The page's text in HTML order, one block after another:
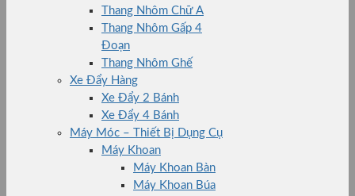
Thang Nhôm Chữ A
Thang Nhôm Gấp 4
Đoạn
Thang Nhôm Ghế
Xe Đẩy Hàng
Xe Đẩy 2 Bánh
Xe Đẩy 4 Bánh
Máy Móc – Thiết Bị Dụng Cụ
Máy Khoan
Máy Khoan Bàn
Máy Khoan Búa